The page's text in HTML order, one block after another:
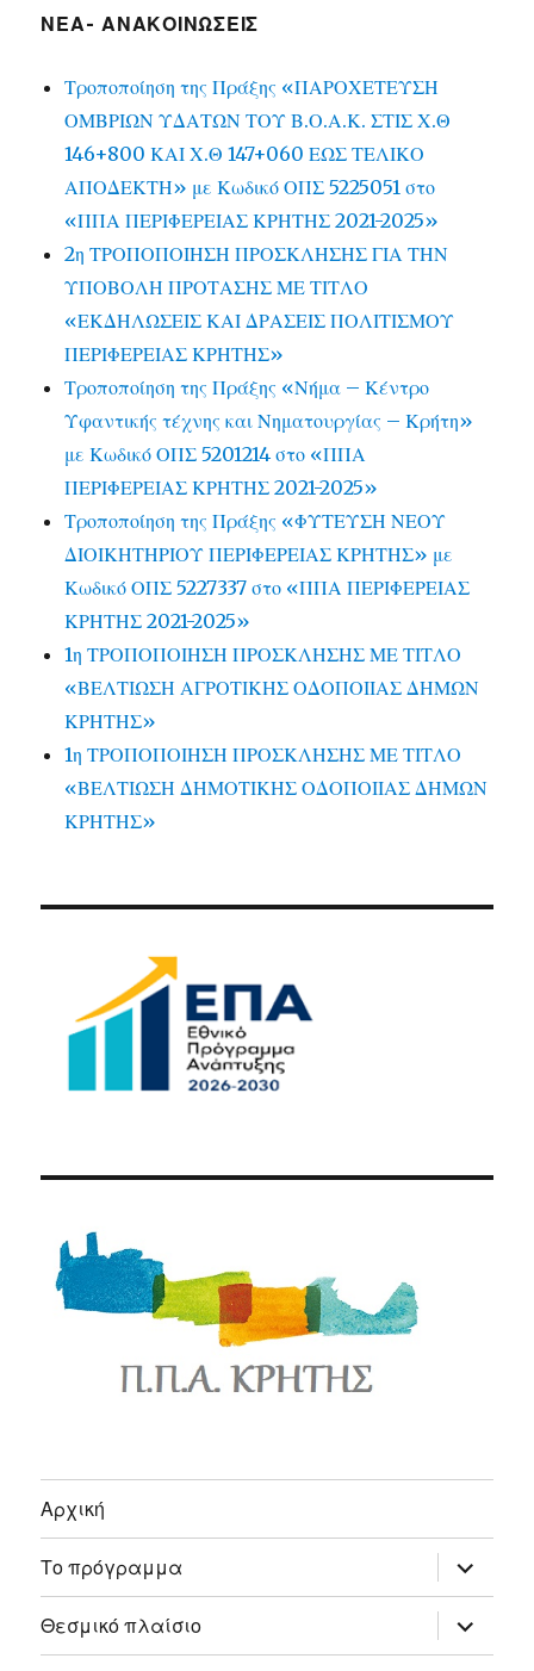
ΝΕΑ- ΑΝΑΚΟΙΝΩΣΕΙΣ
Τροποποίηση της Πράξης «ΠΑΡΟΧΕΤΕΥΣΗ
ΟΜΒΡΙΩΝ ΥΔΑΤΩΝ ΤΟΥ Β.Ο.Α.Κ. ΣΤΙΣ Χ.Θ
146+800 ΚΑΙ Χ.Θ 147+060 ΕΩΣ ΤΕΛΙΚΟ
ΑΠΟΔΕΚΤΗ» με Κωδικό ΟΠΣ 5225051 στο
«ΠΠΑ ΠΕΡΙΦΕΡΕΙΑΣ ΚΡΗΤΗΣ 2021-2025»
2η ΤΡΟΠΟΠΟΙΗΣΗ ΠΡΟΣΚΛΗΣΗΣ ΓΙΑ ΤΗΝ
ΥΠΟΒΟΛΗ ΠΡΟΤΑΣΗΣ ΜΕ ΤΙΤΛΟ
«ΕΚΔΗΛΩΣΕΙΣ ΚΑΙ ΔΡΑΣΕΙΣ ΠΟΛΙΤΙΣΜΟΥ
ΠΕΡΙΦΕΡΕΙΑΣ ΚΡΗΤΗΣ»
Τροποποίηση της Πράξης «Νήμα – Κέντρο
Υφαντικής τέχνης και Νηματουργίας – Κρήτη»
με Κωδικό ΟΠΣ 5201214 στο «ΠΠΑ
ΠΕΡΙΦΕΡΕΙΑΣ ΚΡΗΤΗΣ 2021-2025»
Τροποποίηση της Πράξης «ΦΥΤΕΥΣΗ ΝΕΟΥ
ΔΙΟΙΚΗΤΗΡΙΟΥ ΠΕΡΙΦΕΡΕΙΑΣ ΚΡΗΤΗΣ» με
Κωδικό ΟΠΣ 5227337 στο «ΠΠΑ ΠΕΡΙΦΕΡΕΙΑΣ
ΚΡΗΤΗΣ 2021-2025»
1η ΤΡΟΠΟΠΟΙΗΣΗ ΠΡΟΣΚΛΗΣΗΣ ΜΕ ΤΙΤΛΟ
«ΒΕΛΤΙΩΣΗ ΑΓΡΟΤΙΚΗΣ ΟΔΟΠΟΙΙΑΣ ΔΗΜΩΝ
ΚΡΗΤΗΣ»
1η ΤΡΟΠΟΠΟΙΗΣΗ ΠΡΟΣΚΛΗΣΗΣ ΜΕ ΤΙΤΛΟ
«ΒΕΛΤΙΩΣΗ ΔΗΜΟΤΙΚΗΣ ΟΔΟΠΟΙΙΑΣ ΔΗΜΩΝ
ΚΡΗΤΗΣ»
Αρχική
Το πρόγραμμα
expand
child
menu
Θεσμικό πλαίσιο
expand
child
menu